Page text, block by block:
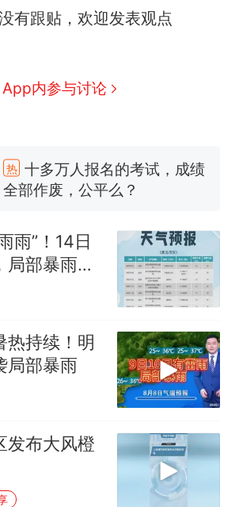
有跟贴，欢迎发表观点
App内参与讨论
热 十多万人报名的考试，成绩
全部作废，公平么？
家，刚改国名，总统就邀请中
国大使骑行绕了几乎整个国境
线一圈，还曾两次到中国寻根
视频丨只要一枚命中就能让航
母瘫痪 轰-6J实力有多强？
5万的小车卖不动，40万以上
空调24小时开着反而更省电？
电力部门回应
大雨将至一家老小6分钟抢收完
全部作废，公平么？
雨”！14日
部暴雨，
热持续！明
局部暴雨
发布大风橙